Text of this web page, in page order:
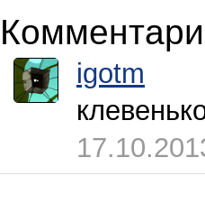
igotm